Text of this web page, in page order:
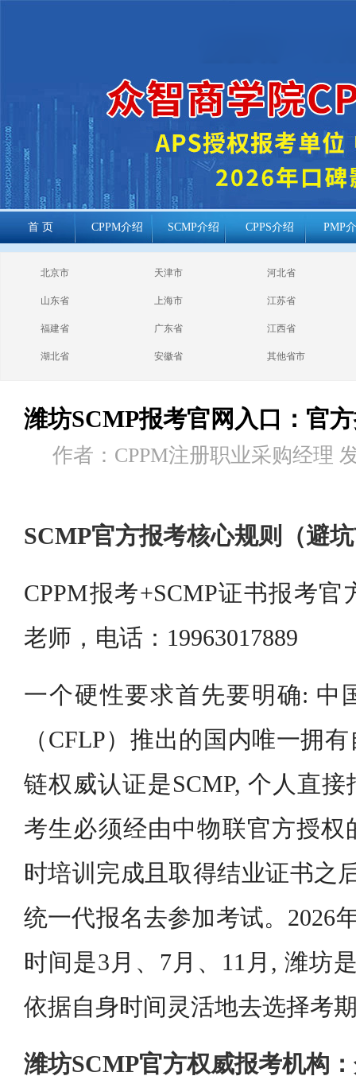
首 页 CPPM介绍 SCMP介绍 CPPS介绍 PMP
cppm报考常见
问题
北京市 天津市 河北省
山东省 上海市 江苏省
福建省 广东省 江西省
湖北省 安徽省 其他省市
潍坊SCMP报考官网入口：官
作者：CPPM注册职业采购经理
SCMP官方报考核心规则（避
CPPM报考+SCMP证书报考
老师，电话：19963017889
一个硬性要求首先要明确: 中
（CFLP）推出的国内唯一拥
链权威认证是SCMP, 个人直
考生必须经由中物联官方授权
时培训完成且取得结业证书之
统一代报名去参加考试。2026
时间是3月、7月、11月, 潍坊
依据自身时间灵活地去选择考
潍坊SCMP官方权威报考机构